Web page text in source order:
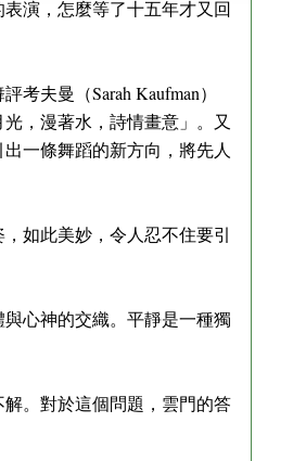
演，怎麼等了十五年才又回
夫曼（Sarah Kaufman）
，漫著水，詩情畫意」。又
一條舞蹈的新方向，將先人
如此美妙，令人忍不住要引
心神的交織。平靜是一種獨
。對於這個問題，雲門的答